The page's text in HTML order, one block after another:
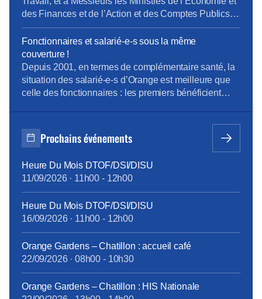
des Finances et de l’Action et des Comptes Publics
La « loi pour la liberté de choisir son avenir
professionnel » du 05 septembre 2018, qui a pour
ambition une nouvelle société de compétences,
réforme la formation professionnelle en promettant,
[…]
Fonctionnaires et salarié-e-s sous la même
couverture !
Depuis 2001, en termes de complémentaire santé, la
situation des salarié-e-s d’Orange est meilleure que
celle des fonctionnaires : les premiers bénéficient
seconds, s’ils le souhaitent, s’assurent
individuellement et payent 100% des cotisations,
introduite en février 2015. Cette différence de
traitement touche à sa fin, grâce à la ténacité de la
CFE-CGC Orange : à compter du 1er janvier 2018,
tous les personnels bénéficieront des mêmes
garanties.
tract_complémentaire_santé_octobre2017.pdf
Prochains événements
Heure Du Mois DTOF/DSI/DISU
11/09/2026· 11h00 - 12h00
Heure Du Mois DTOF/DSI/DISU
16/09/2026· 11h00 - 12h00
Orange Gardens – Chatillon : accueil café
22/09/2026· 08h00 - 10h30
Orange Gardens – Chatillon : HIS Nationale